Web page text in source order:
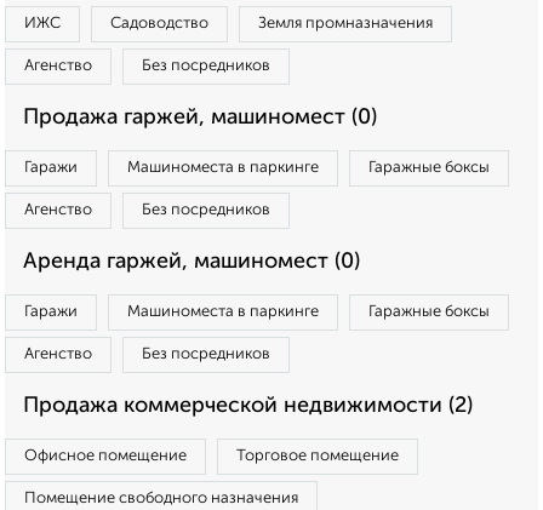
ИЖС Садоводство Земля промназначения
Агенство Без посредников
Продажа гаржей, машиномест (0)
Гаражи Машиноместа в паркинге Гаражные боксы
Агенство Без посредников
Аренда гаржей, машиномест (0)
Гаражи Машиноместа в паркинге Гаражные боксы
Агенство Без посредников
Продажа коммерческой недвижимости (2)
Офисное помещение Торговое помещение
Помещение свободного назначения